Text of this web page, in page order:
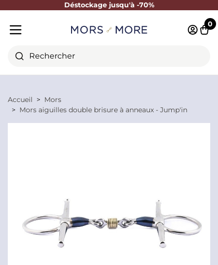
Déstockage jusqu'à -70%
Fermer
Rechercher
0
Accueil
Mors
Mors aiguilles double brisure à anneaux - Jump'in